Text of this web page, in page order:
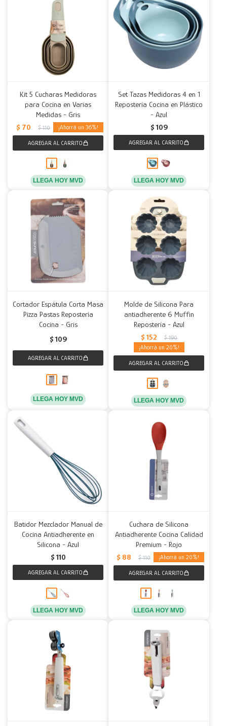
Kit 5 Cucharas Medidoras
para Cocina en Varias
Medidas - Gris
$ 70 $ 110 36
LLEGA HOY MVD
Set Tazas Medidoras 4 en 1
Repostería Cocina en Plástico
- Azul
$ 109
LLEGA HOY MVD
Cortador Espátula Corta Masa
Pizza Pastas Repostería
Cocina - Gris
$ 109
LLEGA HOY MVD
Molde de Silicona Para
antiadherente 6 Muffin
Repostería - Azul
$ 152 $ 190
20
LLEGA HOY MVD
Batidor Mezclador Manual de
Cocina Antiadherente en
Silicona - Azul
$ 110
LLEGA HOY MVD
Cuchara de Silicona
Antiadherente Cocina Calidad
Premium - Rojo
$ 88 $ 110 20
LLEGA HOY MVD